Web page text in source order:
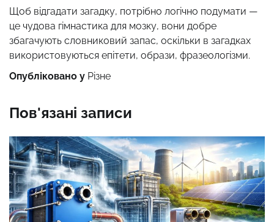
Щоб відгадати загадку, потрібно логічно подумати —
це чудова гімнастика для мозку, вони добре
збагачують словниковий запас, оскільки в загадках
використовуються епітети, образи, фразеологізми.
Опубліковано у Різне
Пов'язані записи